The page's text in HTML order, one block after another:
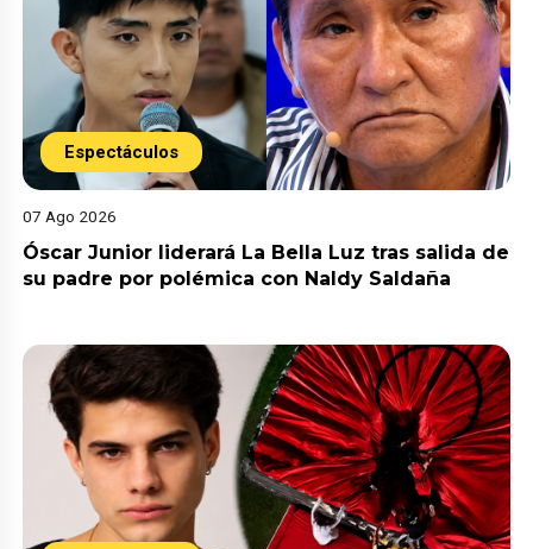
Espectáculos
07 Ago 2026
Óscar Junior liderará La Bella Luz tras salida de
su padre por polémica con Naldy Saldaña